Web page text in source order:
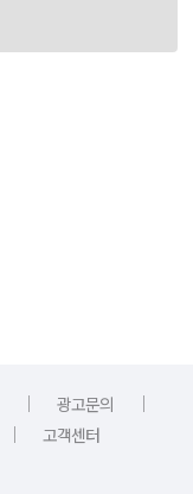
｜ 광고문의
｜
｜ 고객센터